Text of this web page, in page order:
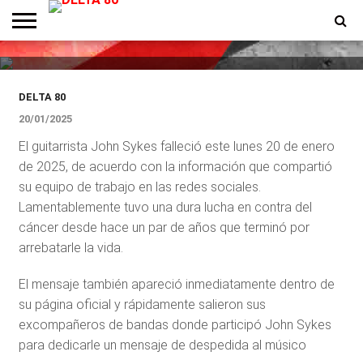
ENTREVISTAS
PREMIOS
PRODUCCIONES
PROGRAMACION
CONTACTO
HOMEPAGE
DESTACADOS
Murió John Sykes
DELTA 80
20/01/2025
El guitarrista John Sykes falleció este lunes 20 de enero
de 2025, de acuerdo con la información que compartió
su equipo de trabajo en las redes sociales.
Lamentablemente tuvo una dura lucha en contra del
cáncer desde hace un par de años que terminó por
arrebatarle la vida.
El mensaje también apareció inmediatamente dentro de
su página oficial y rápidamente salieron sus
excompañeros de bandas donde participó John Sykes
para dedicarle un mensaje de despedida al músico